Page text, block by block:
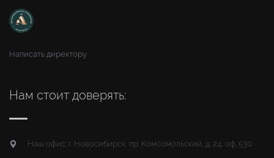
Написать директору
Нам стоит доверять:
Наш офис: г. Новосибирск, пр. Комсомольский, д. 24, оф. 530